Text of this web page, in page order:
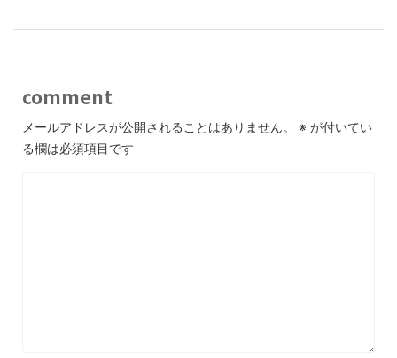
comment
メールアドレスが公開されることはありません。 ※ が付いてい
る欄は必須項目です